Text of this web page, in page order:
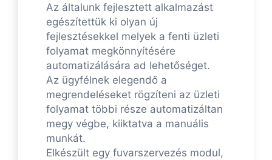
Az általunk fejlesztett alkalmazást
egészítettük ki olyan új
fejlesztésekkel melyek a fenti üzleti
folyamat megkönnyítésére
automatizálására ad lehetőséget.
Az ügyfélnek elegendő a
megrendeléseket rögzíteni az üzleti
folyamat többi része automatizáltan
megy végbe, kiiktatva a manuális
munkát.
Elkészült egy fuvarszervezés modul,